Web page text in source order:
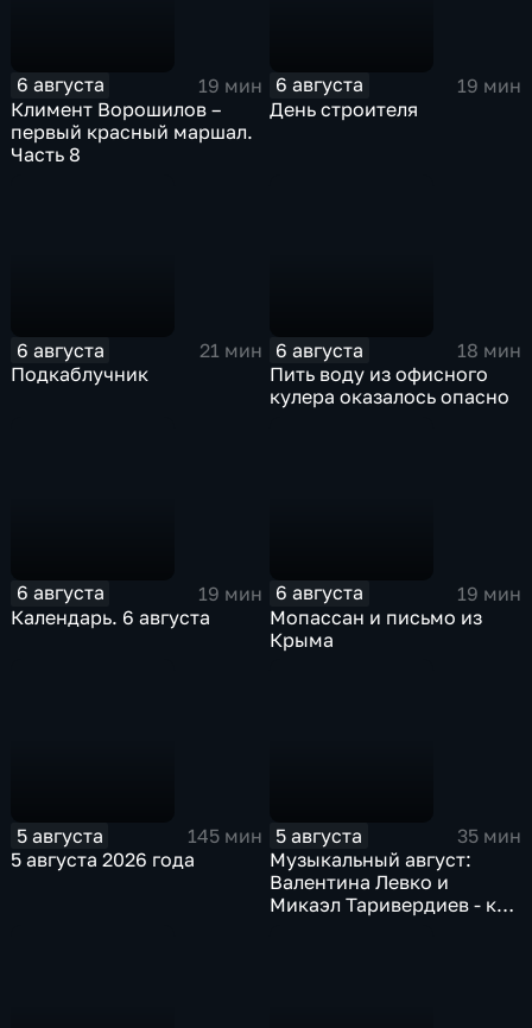
6 августа
19 мин
Климент Ворошилов –
первый красный маршал.
Часть 8
6 августа
19 мин
День строителя
6 августа
21 мин
Подкаблучник
6 августа
18 мин
Пить воду из офисного
кулера оказалось опасно
6 августа
19 мин
Календарь. 6 августа
6 августа
19 мин
Мопассан и письмо из
Крыма
5 августа
145 мин
5 августа 2026 года
5 августа
35 мин
Музыкальный август:
Валентина Левко и
Микаэл Таривердиев - как